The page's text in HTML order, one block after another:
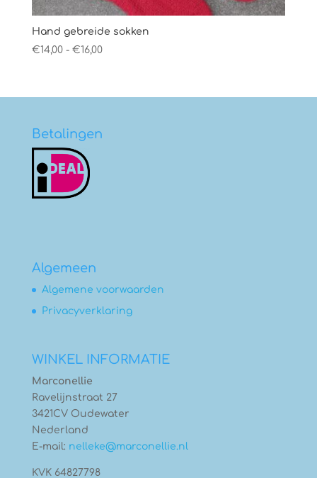
Hand gebreide sokken
€14,00 - €16,00Prijsklasse:
€16,00
Betalingen
Algemeen
Algemene voorwaarden
Privacyverklaring
WINKEL INFORMATIE
Marconellie
Ravelijnstraat 27
3421CV Oudewater
Nederland
E-mail: nelleke@marconellie.nl
KVK 64827798